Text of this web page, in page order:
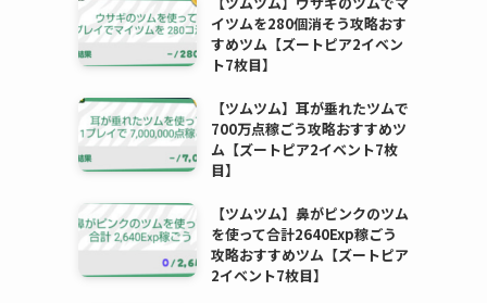
イツムを280個消そう攻略おす
すめツム【ズートピア2イベン
ト7枚目】
【ツムツム】耳が垂れたツムで
700万点稼ごう攻略おすすめツ
ム【ズートピア2イベント7枚
目】
【ツムツム】鼻がピンクのツム
を使って合計2640Exp稼ごう
攻略おすすめツム【ズートピア
2イベント7枚目】